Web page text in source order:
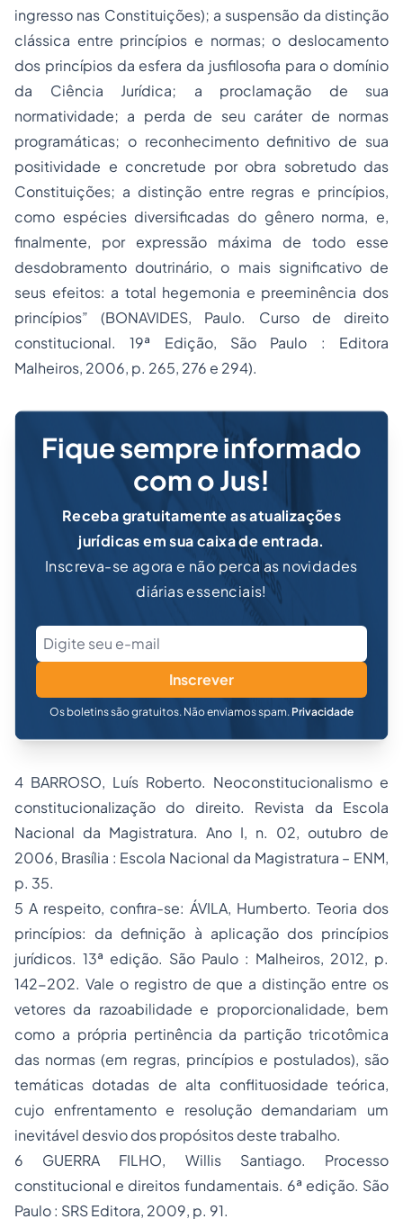
ingresso nas Constituições); a suspensão da distinção
clássica entre princípios e normas; o deslocamento
dos princípios da esfera da jusfilosofia para o domínio
da Ciência Jurídica; a proclamação de sua
normatividade; a perda de seu caráter de normas
programáticas; o reconhecimento definitivo de sua
positividade e concretude por obra sobretudo das
Constituições; a distinção entre regras e princípios,
como espécies diversificadas do gênero norma, e,
finalmente, por expressão máxima de todo esse
desdobramento doutrinário, o mais significativo de
seus efeitos: a total hegemonia e preeminência dos
princípios” (BONAVIDES, Paulo. Curso de direito
constitucional. 19ª Edição, São Paulo : Editora
Malheiros, 2006, p. 265, 276 e 294).
Fique sempre informado
com o Jus!
Receba gratuitamente as atualizações
jurídicas em sua caixa de entrada.
Inscreva-se agora e não perca as novidades
diárias essenciais!
Inscrever
Os boletins são gratuitos. Não enviamos spam. Privacidade
4 BARROSO, Luís Roberto. Neoconstitucionalismo e
constitucionalização do direito. Revista da Escola
Nacional da Magistratura. Ano I, n. 02, outubro de
2006, Brasília : Escola Nacional da Magistratura – ENM,
p. 35.
5 A respeito, confira-se: ÁVILA, Humberto. Teoria dos
princípios: da definição à aplicação dos princípios
jurídicos. 13ª edição. São Paulo : Malheiros, 2012, p.
142-202. Vale o registro de que a distinção entre os
vetores da razoabilidade e proporcionalidade, bem
como a própria pertinência da partição tricotômica
das normas (em regras, princípios e postulados), são
temáticas dotadas de alta conflituosidade teórica,
cujo enfrentamento e resolução demandariam um
inevitável desvio dos propósitos deste trabalho.
6 GUERRA FILHO, Willis Santiago. Processo
constitucional e direitos fundamentais. 6ª edição. São
Paulo : SRS Editora, 2009, p. 91.